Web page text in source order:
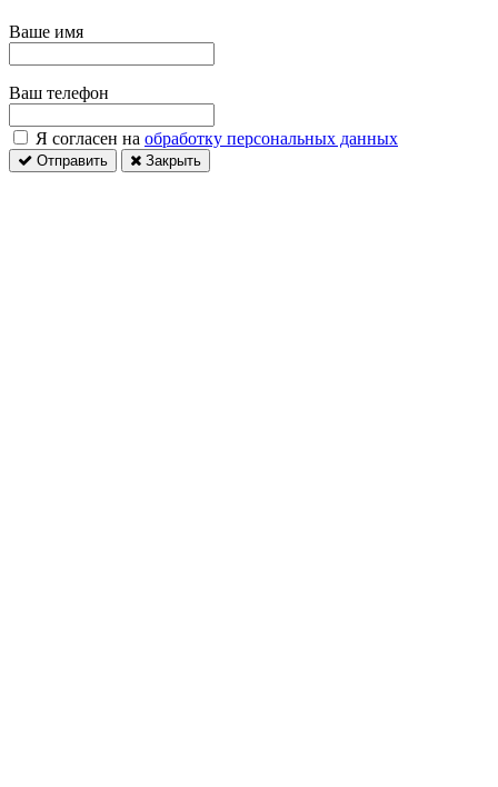
Ваше имя
Ваш телефон
Я согласен на обработку персональных данных
Отправить Закрыть